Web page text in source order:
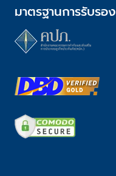
มาตรฐานการรับรอง